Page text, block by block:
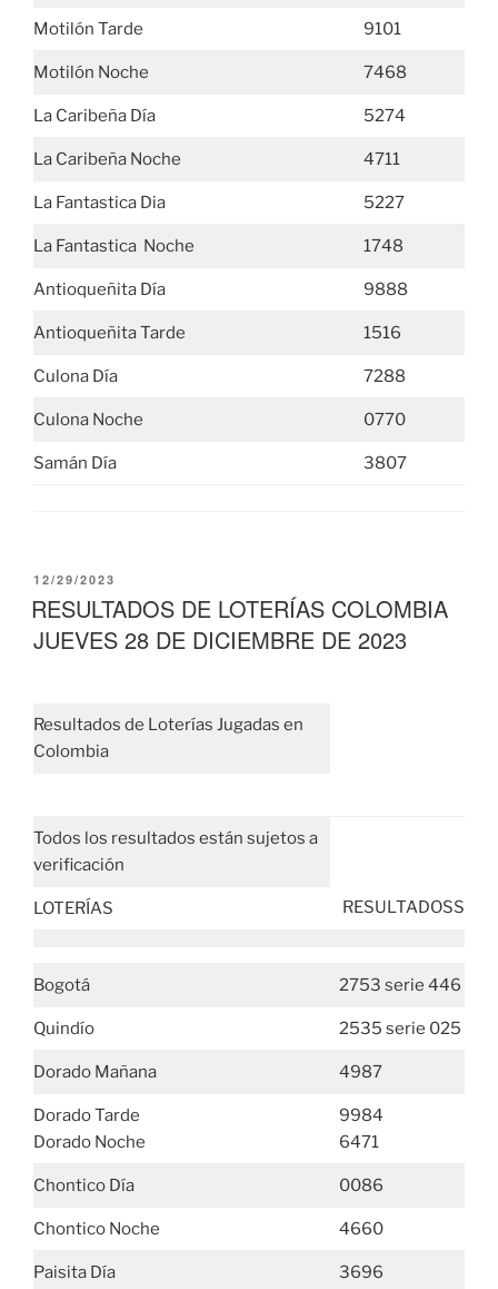
Motilón Tarde 9101
Motilón Noche 7468
La Caribeña Día 5274
La Caribeña Noche 4711
La Fantastica Dia 5227
La Fantastica Noche 1748
Antioqueñita Día 9888
Antioqueñita Tarde 1516
Culona Día 7288
Culona Noche 0770
Samán Día 3807
PUBLICADO
EL
12/29/2023
RESULTADOS DE LOTERÍAS COLOMBIA
JUEVES 28 DE DICIEMBRE DE 2023
Resultados de Loterías Jugadas en
Colombia
Todos los resultados están sujetos a
verificación
LOTERÍAS RESULTADOSS
Bogotá 2753 serie 446
Quindío 2535 serie 025
Dorado Mañana 4987
Dorado Tarde
Dorado Noche
9984
6471
Chontico Día 0086
Chontico Noche 4660
Paisita Día 3696